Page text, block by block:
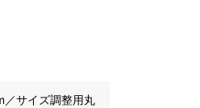
サイズ調整用丸